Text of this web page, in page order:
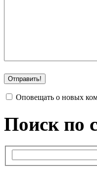
Оповещать о новых
Поиск по